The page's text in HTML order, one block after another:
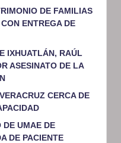
DE FAMILIAS
ENTREGA DE
IXHUATLÁN, RAÚL
ASESINATO DE LA
CERCA DE
DE UMAE DE
DE PACIENTE